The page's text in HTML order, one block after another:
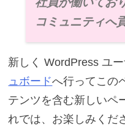
コミュニティへ
新しく WordPress ユ
ュボードへ行ってこの
テンツを含む新しいペ
れでは、お楽しみくだ